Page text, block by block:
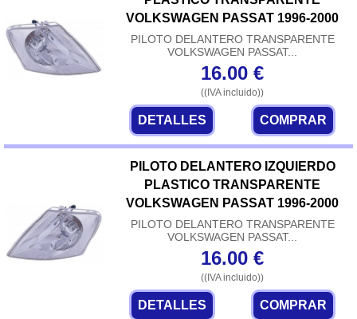
VOLKSWAGEN PASSAT 1996-2000
PILOTO DELANTERO TRANSPARENTE
VOLKSWAGEN PASSAT...
16.00 €
((IVA incluido))
DETALLES COMPRAR
PILOTO DELANTERO IZQUIERDO
PLASTICO TRANSPARENTE
VOLKSWAGEN PASSAT 1996-2000
PILOTO DELANTERO TRANSPARENTE
VOLKSWAGEN PASSAT...
16.00 €
((IVA incluido))
DETALLES COMPRAR